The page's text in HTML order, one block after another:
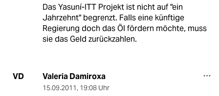
Das Yasuní-ITT Projekt ist nicht auf "ein
Jahrzehnt" begrenzt. Falls eine künftige
Regierung doch das Öl fördern möchte, muss
sie das Geld zurückzahlen.
VD Valeria Damiroxa
15.09.2011, 19:08 Uhr